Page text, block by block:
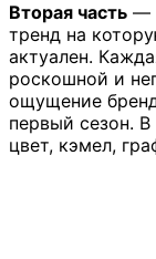
Вторая часть —
тренд на
актуален.
роскошной и
ощущение
первый сезон.
цвет, кэмел,